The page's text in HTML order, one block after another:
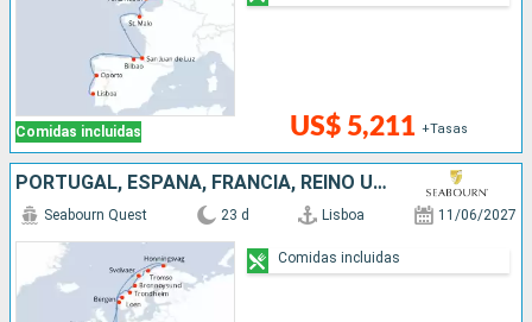
Comidas incluidas US$ 5,211 +Tasas
PORTUGAL, ESPAÑA, FRANCIA, REINO UNIDO, NORUEGA, PAISES BAJOS
Seabourn Quest 23 d Lisboa 11/06/2027
Comidas incluidas